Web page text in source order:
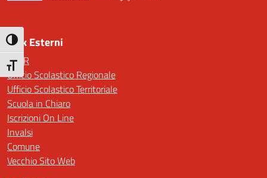
Attiva/disattiva alto contrasto
Attiva/disattiva dimensione testo
Link Esterni
MIUR
Ufficio Scolastico Regionale
Ufficio Scolastico Territoriale
Scuola in Chiaro
Iscrizioni On Line
Invalsi
Comune
Vecchio Sito Web